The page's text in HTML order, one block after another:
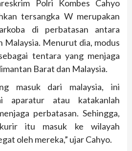
Polri Kombes Cahyo
tersangka W merupakan
di perbatasan antara
Malaysia. Menurut dia, modus
tentara yang menjaga
Barat dan Malaysia.
masuk dari malaysia, ini
aparatur atau katakanlah
perbatasan. Sehingga,
itu masuk ke wilayah
oleh mereka,” ujar Cahyo.